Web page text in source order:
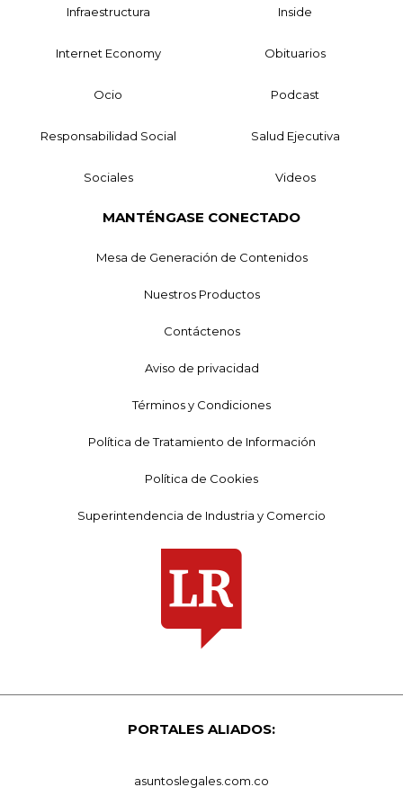
Infraestructura Inside
Internet Economy Obituarios
Ocio Podcast
Responsabilidad Social Salud Ejecutiva
Sociales Videos
MANTÉNGASE CONECTADO
Mesa de Generación de Contenidos
Nuestros Productos
Contáctenos
Aviso de privacidad
Términos y Condiciones
Política de Tratamiento de Información
Política de Cookies
Superintendencia de Industria y Comercio
PORTALES ALIADOS:
asuntoslegales.com.co